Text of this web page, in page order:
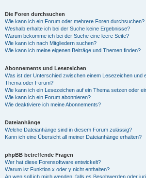
Die Foren durchsuchen
Wie kann ich ein Forum oder mehrere Foren durchsuchen?
Weshalb erhalte ich bei der Suche keine Ergebnisse?
Warum bekomme ich bei der Suche eine leere Seite?
Wie kann ich nach Mitgliedern suchen?
Wie kann ich meine eigenen Beiträge und Themen finden?
Abonnements und Lesezeichen
Was ist der Unterschied zwischen einem Lesezeichen und
Thema oder Forum?
Wie kann ich ein Lesezeichen auf ein Thema setzen oder
Wie kann ich ein Forum abonnieren?
Wie deaktiviere ich meine Abonnements?
Dateianhänge
Welche Dateianhänge sind in diesem Forum zulässig?
Kann ich eine Übersicht all meiner Dateianhänge erhalten?
phpBB betreffende Fragen
Wer hat diese Forensoftware entwickelt?
Warum ist Funktion x oder y nicht enthalten?
An wen soll ich mich wenden, falls es Beschwerden oder